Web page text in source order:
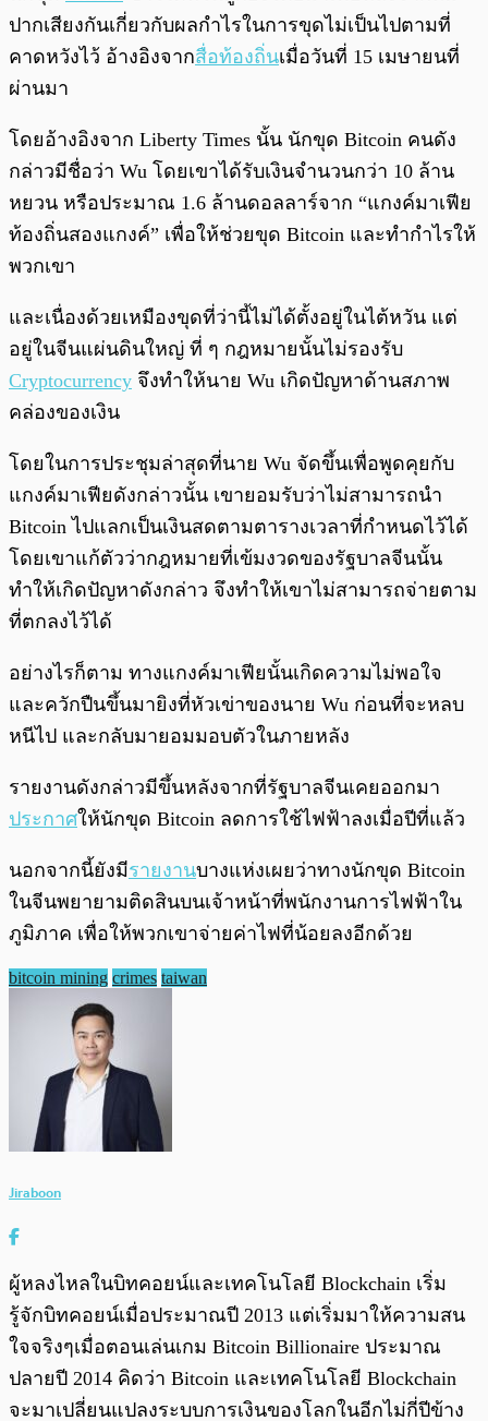
ปากเสียงกันเกี่ยวกับผลกำไรในการขุดไม่เป็นไปตามที่
คาดหวังไว้ อ้างอิงจากสื่อท้องถิ่นเมื่อวันที่ 15 เมษายนที่
ผ่านมา
โดยอ้างอิงจาก Liberty Times นั้น นักขุด Bitcoin คนดัง
กล่าวมีชื่อว่า Wu โดยเขาได้รับเงินจำนวนกว่า 10 ล้าน
หยวน หรือประมาณ 1.6 ล้านดอลลาร์จาก “แกงค์มาเฟีย
ท้องถิ่นสองแกงค์” เพื่อให้ช่วยขุด Bitcoin และทำกำไรให้
พวกเขา
และเนื่องด้วยเหมืองขุดที่ว่านี้ไม่ได้ตั้งอยู่ในไต้หวัน แต่
อยู่ในจีนแผ่นดินใหญ่ ที่ ๆ กฎหมายนั้นไม่รองรับ
Cryptocurrency จึงทำให้นาย Wu เกิดปัญหาด้านสภาพ
คล่องของเงิน
โดยในการประชุมล่าสุดที่นาย Wu จัดขึ้นเพื่อพูดคุยกับ
แกงค์มาเฟียดังกล่าวนั้น เขายอมรับว่าไม่สามารถนำ
Bitcoin ไปแลกเป็นเงินสดตามตารางเวลาที่กำหนดไว้ได้
โดยเขาแก้ตัวว่ากฎหมายที่เข้มงวดของรัฐบาลจีนนั้น
ทำให้เกิดปัญหาดังกล่าว จึงทำให้เขาไม่สามารถจ่ายตาม
ที่ตกลงไว้ได้
อย่างไรก็ตาม ทางแกงค์มาเฟียนั้นเกิดความไม่พอใจ
และควักปืนขึ้นมายิงที่หัวเข่าของนาย Wu ก่อนที่จะหลบ
หนีไป และกลับมายอมมอบตัวในภายหลัง
รายงานดังกล่าวมีขึ้นหลังจากที่รัฐบาลจีนเคยออกมา
ประกาศให้นักขุด Bitcoin ลดการใช้ไฟฟ้าลงเมื่อปีที่แล้ว
นอกจากนี้ยังมีรายงานบางแห่งเผยว่าทางนักขุด Bitcoin
ในจีนพยายามติดสินบนเจ้าหน้าที่พนักงานการไฟฟ้าใน
ภูมิภาค เพื่อให้พวกเขาจ่ายค่าไฟที่น้อยลงอีกด้วย
bitcoin mining crimes taiwan
Jiraboon
ผู้หลงไหลในบิทคอยน์และเทคโนโลยี Blockchain เริ่ม
รู้จักบิทคอยน์เมื่อประมาณปี 2013 แต่เริ่มมาให้ความสน
ใจจริงๆเมื่อตอนเล่นเกม Bitcoin Billionaire ประมาณ
ปลายปี 2014 คิดว่า Bitcoin และเทคโนโลยี Blockchain
จะมาเปลี่ยนแปลงระบบการเงินของโลกในอีกไม่กี่ปีข้าง